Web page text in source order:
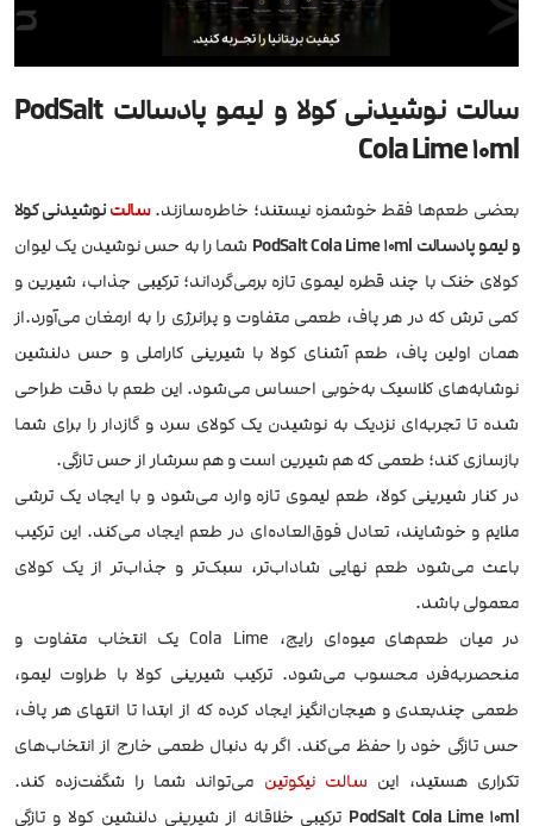
سالت نوشیدنی کولا و لیمو پادسالت PodSalt
Cola Lime 10ml
بعضی طعم‌ها فقط خوشمزه نیستند؛ خاطره‌سازند.سالتنوشیدنی کولا
و لیمو پادسالت PodSalt Cola Lime 10ml
شما را به حس نوشیدن یک لیوان
کولای خنک با چند قطره لیموی تازه برمی‌گرداند؛ ترکیبی جذاب، شیرین و
کمی ترش که در هر پاف، طعمی متفاوت و پرانرژی را به ارمغان می‌آورد.از
همان اولین پاف، طعم آشنای کولا با شیرینی کاراملی و حس دلنشین
نوشابه‌های کلاسیک به‌خوبی احساس می‌شود. این طعم با دقت طراحی
شده تا تجربه‌ای نزدیک به نوشیدن یک کولای سرد و گازدار را برای شما
بازسازی کند؛ طعمی که هم شیرین است و هم سرشار از حس تازگی.
در کنار شیرینی کولا، طعم لیموی تازه وارد می‌شود و با ایجاد یک ترشی
ملایم و خوشایند، تعادل فوق‌العاده‌ای در طعم ایجاد می‌کند. این ترکیب
باعث می‌شود طعم نهایی شاداب‌تر، سبک‌تر و جذاب‌تر از یک کولای
معمولی باشد.
در میان طعم‌های میوه‌ای رایج، Cola Lime یک انتخاب متفاوت و
منحصربه‌فرد محسوب می‌شود. ترکیب شیرینی کولا با طراوت لیمو،
طعمی چندبعدی و هیجان‌انگیز ایجاد کرده که از ابتدا تا انتهای هر پاف،
حس تازگی خود را حفظ می‌کند. اگر به دنبال طعمی خارج از انتخاب‌های
تکراری هستید، این سالت نیکوتین می‌تواند شما را شگفت‌زده کند.
PodSalt Cola Lime 10ml ترکیبی خلاقانه از شیرینی دلنشین کولا و تازگی